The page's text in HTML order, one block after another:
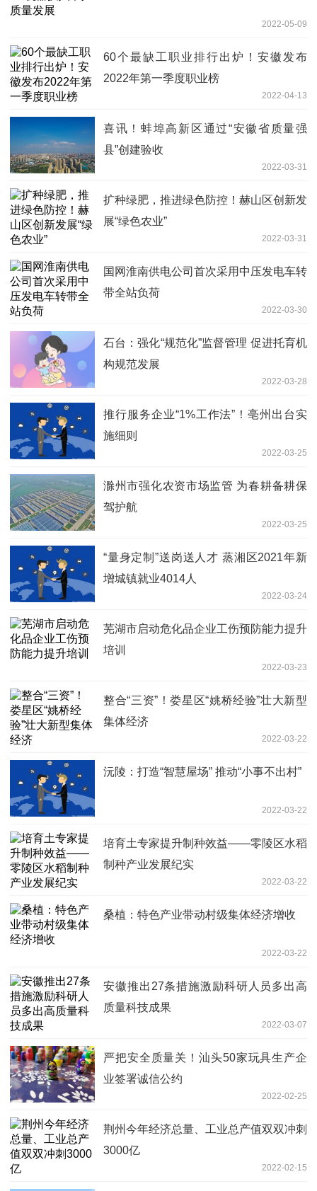
2022-05-09
60个最缺工职业排行出炉！安徽发布
2022年第一季度职业榜
2022-04-13
喜讯！蚌埠高新区通过“安徽省质量强
县”创建验收
2022-03-31
扩种绿肥，推进绿色防控！赫山区创新发
展“绿色农业”
2022-03-31
国网淮南供电公司首次采用中压发电车转
带全站负荷
2022-03-30
石台：强化“规范化”监督管理 促进托育机
构规范发展
2022-03-28
推行服务企业“1%工作法”！亳州出台实
施细则
2022-03-25
滁州市强化农资市场监管 为春耕备耕保
驾护航
2022-03-25
“量身定制”送岗送人才 蒸湘区2021年新
增城镇就业4014人
2022-03-24
芜湖市启动危化品企业工伤预防能力提升
培训
2022-03-23
整合“三资”！娄星区“姚桥经验”壮大新型
集体经济
2022-03-22
沅陵：打造“智慧屋场” 推动“小事不出村”
2022-03-22
培育土专家提升制种效益——零陵区水稻
制种产业发展纪实
2022-03-22
桑植：特色产业带动村级集体经济增收
2022-03-22
安徽推出27条措施激励科研人员多出高
质量科技成果
2022-03-07
严把安全质量关！汕头50家玩具生产企
业签署诚信公约
2022-02-25
荆州今年经济总量、工业总产值双双冲刺
3000亿
2022-02-15